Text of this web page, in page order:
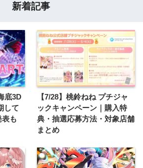
新着記事
底3D
して
表も
【7/28】桃鈴ねね プチジャ
ックキャンペーン｜購入特
典・抽選応募方法・対象店舗
まとめ